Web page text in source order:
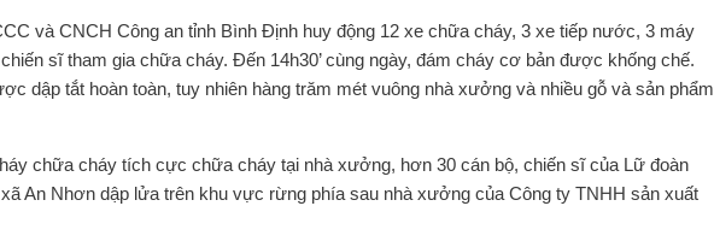
và CNCH Công an tỉnh Bình Định huy động 12 xe chữa cháy, 3 xe tiếp nước, 3 máy
sĩ tham gia chữa cháy. Đến 14h30’ cùng ngày, đám cháy cơ bản được khống chế.
dập tắt hoàn toàn, tuy nhiên hàng trăm mét vuông nhà xưởng và nhiều gỗ và sản phẩm
chữa cháy tích cực chữa cháy tại nhà xưởng, hơn 30 cán bộ, chiến sĩ của Lữ đoàn
An Nhơn dập lửa trên khu vực rừng phía sau nhà xưởng của Công ty TNHH sản xuất